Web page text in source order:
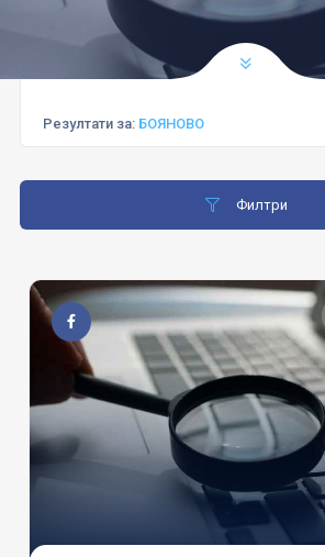
Резултати за: БОЯНОВО
Филтри